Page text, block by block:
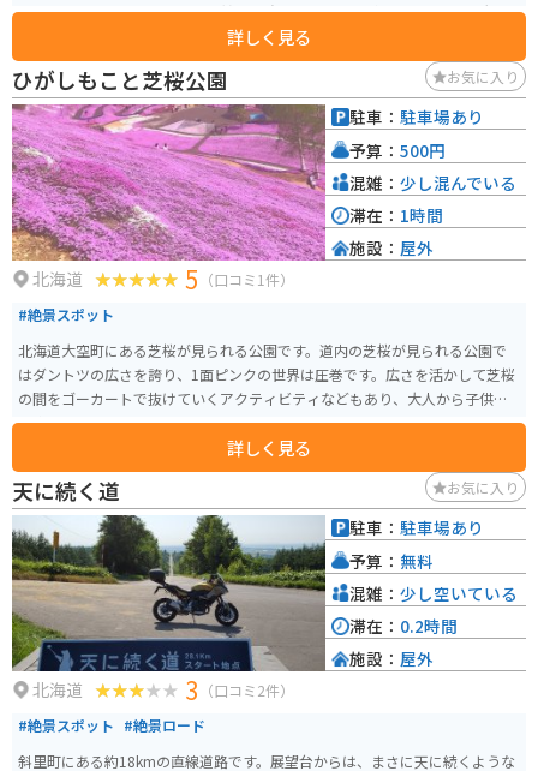
いおいブランド」のトマトは、甘みと酸味のバランスが良く、お土産に大人
気です。 また、併設のレストランでは、地元の食材をふんだんに使った料理
を楽しむことができます。 おすすめは、トマトを使った「あいおいトマトラ
ーメン」です。 バイクで訪れる際は、道の駅 あいおいを拠点に、周辺の富良
野や美瑛方面へのツーリングもおすすめです。 広大な丘陵地帯を走る道は、
北海道らしい雄大な景色を楽しむことができます。 道の駅には、バイクスタ
ンドや休憩スペースも完備されているので、ツーリングの休憩にも最適で
す。 周辺には、キャンプ場や温泉施設などもあり、自然を満喫しながらゆっ
くりと過ごすこともできます。
詳しく見る
ひがしもこと芝桜公園 お気に入り
北海道 5 （口コミ1件）
#絶景スポット
北海道大空町にある芝桜が見られる公園です。道内の芝桜が見られる公園で
はダントツの広さを誇り、1面ピンクの世界は圧巻です。広さを活かして芝桜
の間をゴーカートで抜けていくアクティビティなどもあり、大人から子供ま
で楽しめます。
詳しく見る
駐車： 駐車場あり
予算： 500円
混雑： 少し混んでいる
滞在： 1時間
施設： 屋外
天に続く道 お気に入り
北海道 3 （口コミ2件）
#絶景スポット #絶景ロード
斜里町にある約18kmの直線道路です。展望台からは、まさに天に続くような
駐車： 駐車場あり
予算： 無料
混雑： 少し空いている
滞在： 0.2時間
施設： 屋外